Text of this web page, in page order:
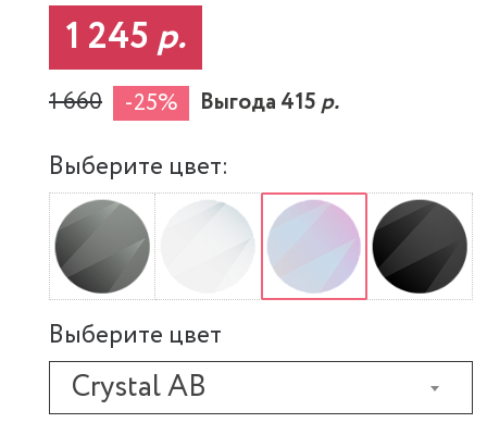
1 245 р.
1 660 -25% Выгода 415р.
Выберите цвет:
Выберите цвет
Crystal AB